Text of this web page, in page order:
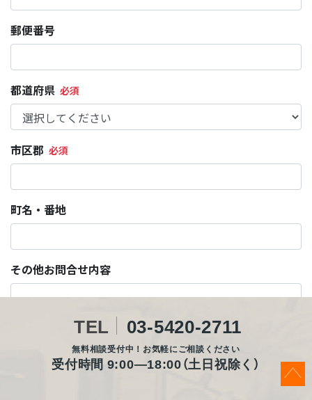
TEL 03-5420-2711
無料相談受付中！お気軽にご相談ください
受付時間 9:00―18:00（土日祝除く）